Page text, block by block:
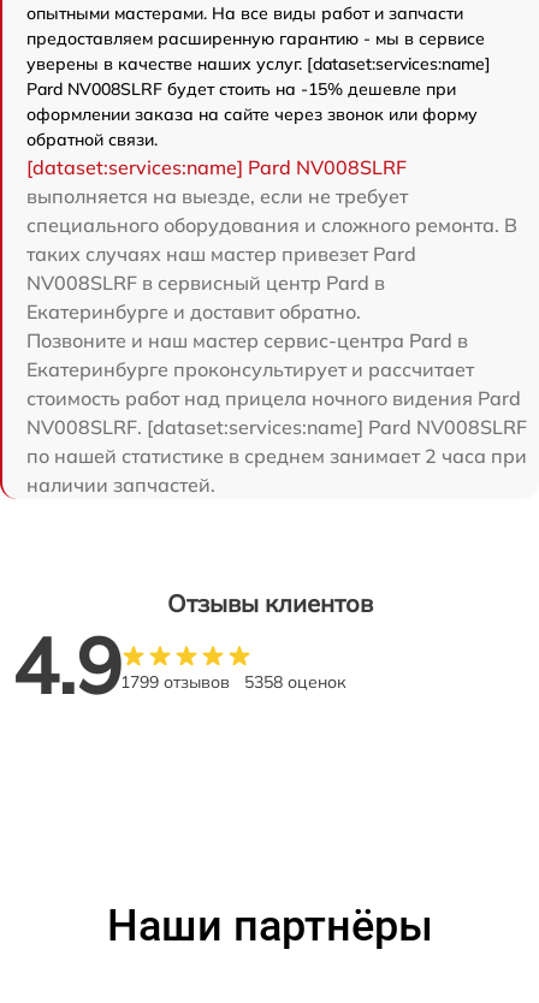
опытными мастерами. На все виды работ и запчасти
предоставляем расширенную гарантию - мы в сервисе
уверены в качестве наших услуг. [dataset:services:name]
Pard NV008SLRF будет стоить на -15% дешевле при
оформлении заказа на сайте через звонок или форму
обратной связи.
[dataset:services:name] Pard NV008SLRF
выполняется на выезде, если не требует
специального оборудования и сложного ремонта. В
таких случаях наш мастер привезет Pard
NV008SLRF в сервисный центр Pard в
Екатеринбурге и доставит обратно.
Позвоните и наш мастер сервис-центра Pard в
Екатеринбурге проконсультирует и рассчитает
стоимость работ над прицела ночного видения Pard
NV008SLRF. [dataset:services:name] Pard NV008SLRF
по нашей статистике в среднем занимает 2 часа при
наличии запчастей.
Отзывы клиентов
4.91799 отзывов 5358 оценок
Наши партнёры